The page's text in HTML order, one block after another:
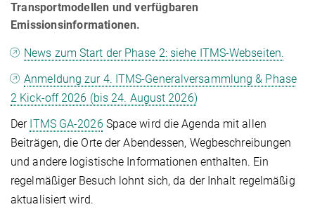
Transportmodellen und verfügbaren
Emissionsinformationen.
News zum Start der Phase 2: siehe ITMS-Webseiten.
Anmeldung zur 4. ITMS-Generalversammlung & Phase
2 Kick-off 2026 (bis 24. August 2026)
Der ITMS GA-2026 Space wird die Agenda mit allen
Beiträgen, die Orte der Abendessen, Wegbeschreibungen
und andere logistische Informationen enthalten. Ein
regelmäßiger Besuch lohnt sich, da der Inhalt regelmäßig
aktualisiert wird.